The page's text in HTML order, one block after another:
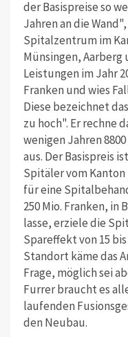
der Basispreise so
Jahren an die
Spitalzentrum im
Münsingen,
Leistungen im Jahr
Franken und wies
Diese bezeichnet
zu hoch". Er rechne
wenigen Jahren
aus. Der Basispreis
Spitäler vom
für eine
250 Mio. Franken, in
lasse, erziele die
Spareffekt von 15
Standort käme das
Frage, möglich sei
Furrer braucht es
laufenden
den Neubau.